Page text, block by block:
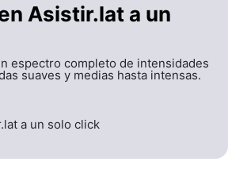
Asistir.lat a un
espectro completo de intensidades
suaves y medias hasta intensas.
a un solo click